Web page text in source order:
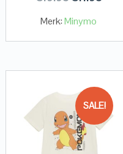
Merk:Minymo
SALE!